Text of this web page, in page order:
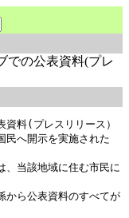
での公表資料(プレ
資料(プレスリリース）
民へ開示を実施された
、当該地域に住む市民に
から公表資料のすべてが